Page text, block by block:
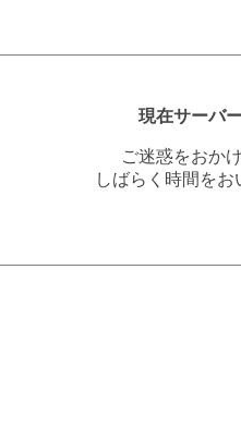
現在サーバ
ご迷惑をおか
しばらく時間を